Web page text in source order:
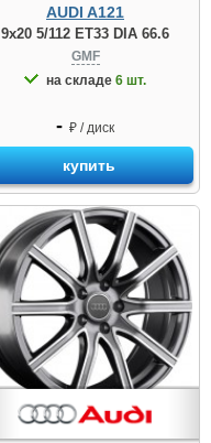
AUDI A121
9x20 5/112 ET33 DIA 66.6
GMF
на складе 6 шт.
- ₽ / диск
купить